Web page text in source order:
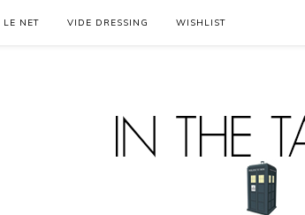
LE NET VIDE DRESSING WISHLIST